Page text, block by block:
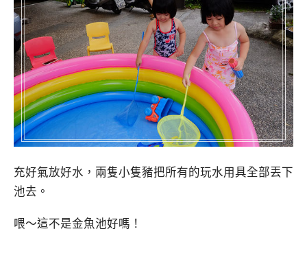
充好氣放好水，兩隻小隻豬把所有的玩水用具全部丟下
池去。
喂～這不是金魚池好嗎！